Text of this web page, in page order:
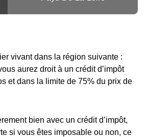
vivant dans la région suivante :
aurez droit à un crédit d’impôt
et dans la limite de 75% du prix de
bien avec un crédit d’impôt,
si vous êtes imposable ou non, ce